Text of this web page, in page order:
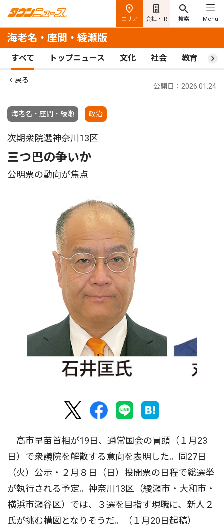
エリア 会社・IR 検索 Menu
海老名・座間・綾瀬版
すべて トップニュース 文化 社会 教育 ス
戻る
海老名・座間・綾瀬 政治
公開日：2026.01.24
次期衆院選神奈川13区
三つ巴の争いか
公明票の動向が焦点
高市早苗首相が19日、通常国会の冒頭（１月23
日）で衆議院を解散する意向を表明した。同27日
（火）公示・２月８日（日）投開票の日程で総選挙
が執行される予定。神奈川13区（綾瀬市・大和市・
横浜市瀬谷区）では、３選を目指す現職に、新人２
氏が挑む構図となりそうだ。（１月20日起稿）